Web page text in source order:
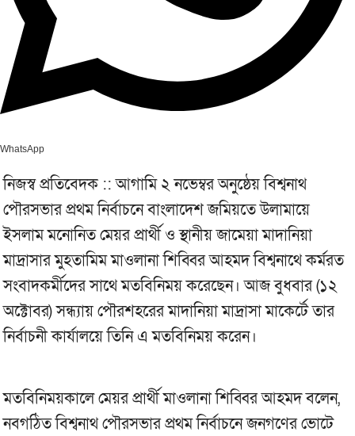
WhatsApp
নিজস্ব প্রতিবেদক :: আগামি ২ নভেম্বর অনুষ্ঠেয় বিশ্বনাথ
পৌরসভার প্রথম নির্বাচনে বাংলাদেশ জমিয়তে উলামায়ে
ইসলাম মনোনিত মেয়র প্রার্থী ও স্থানীয় জামেয়া মাদানিয়া
মাদ্রাসার মুহতামিম মাওলানা শিব্বির আহমদ বিশ্বনাথে কর্মরত
সংবাদকর্মীদের সাথে মতবিনিময় করেছেন। আজ বুধবার (১২
অক্টোবর) সন্ধ্যায় পৌরশহরের মাদানিয়া মাদ্রাসা মাকের্টে তার
নির্বাচনী কার্যালয়ে তিনি এ মতবিনিময় করেন।
মতবিনিময়কালে মেয়র প্রার্থী মাওলানা শিব্বির আহমদ বলেন,
নবগঠিত বিশ্বনাথ পৌরসভার প্রথম নির্বাচনে জনগণের ভোটে